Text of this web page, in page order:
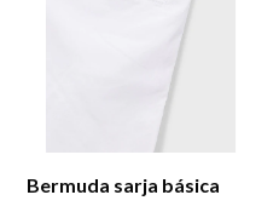
Bermuda sarja básica